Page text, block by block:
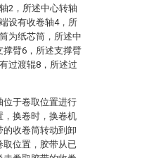
2，所述中心转轴
设有收卷轴4，所
为纸芯筒，所述中
撑臂6，所述支撑臂
过渡辊8，所述过
位于卷取位置进行
，换卷时，换卷机
的收卷筒转动到卸
取位置，胶带从已